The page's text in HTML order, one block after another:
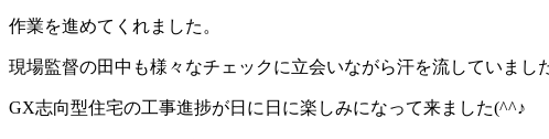
作業を進めてくれました。
現場監督の田中も様々なチェックに立会いながら汗を流していまし
GX志向型住宅の工事進捗が日に日に楽しみになって来ました(^^♪